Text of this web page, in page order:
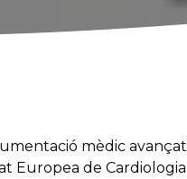
mèdic avançat
Europea de Cardiologia